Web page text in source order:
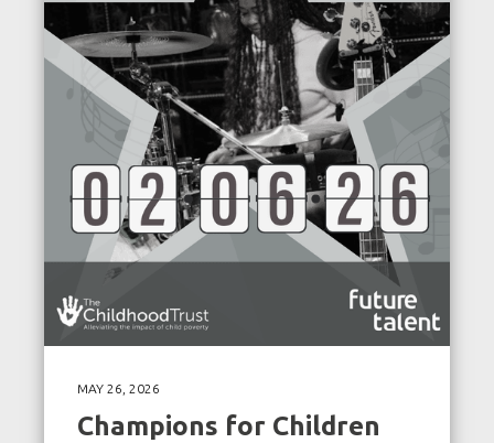
MAY 26, 2026
Champions for Children